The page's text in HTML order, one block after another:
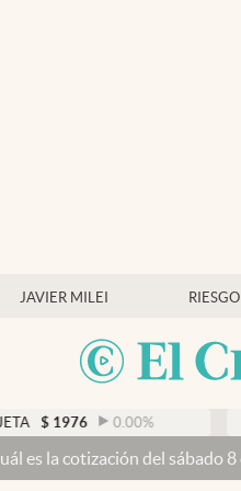
JAVIER MILEI
0.00%
del sábado 8 de agosto minuto